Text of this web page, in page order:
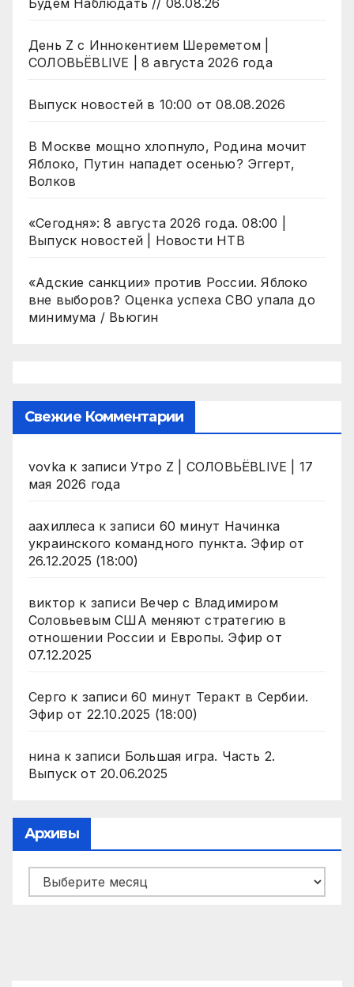
Будем Наблюдать // 08.08.26
День Z с Иннокентием Шереметом |
СОЛОВЬЁВLIVE | 8 августа 2026 года
Выпуск новостей в 10:00 от 08.08.2026
В Москве мощно хлопнуло, Родина мочит
Яблоко, Путин нападет осенью? Эггерт,
Волков
«Сегодня»: 8 августа 2026 года. 08:00 |
Выпуск новостей | Новости НТВ
«Адские санкции» против России. Яблоко
вне выборов? Оценка успеха СВО упала до
минимума / Вьюгин
Свежие Комментарии
vovka к записи Утро Z | СОЛОВЬЁВLIVE | 17
мая 2026 года
аахиллесак записи 60 минут Начинка
украинского командного пункта. Эфир от
26.12.2025 (18:00)
виктор к записи Вечер с Владимиром
Соловьевым США меняют стратегию в
отношении России и Европы. Эфир от
07.12.2025
Серго к записи 60 минут Теракт в Сербии.
Эфир от 22.10.2025 (18:00)
нинак записи Большая игра. Часть 2.
Выпуск от 20.06.2025
Архивы
Архивы